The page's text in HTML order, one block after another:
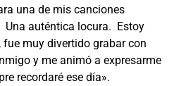
una de mis canciones
auténtica locura. Estoy
muy divertido grabar con
y me animó a expresarme
recordaré ese día».